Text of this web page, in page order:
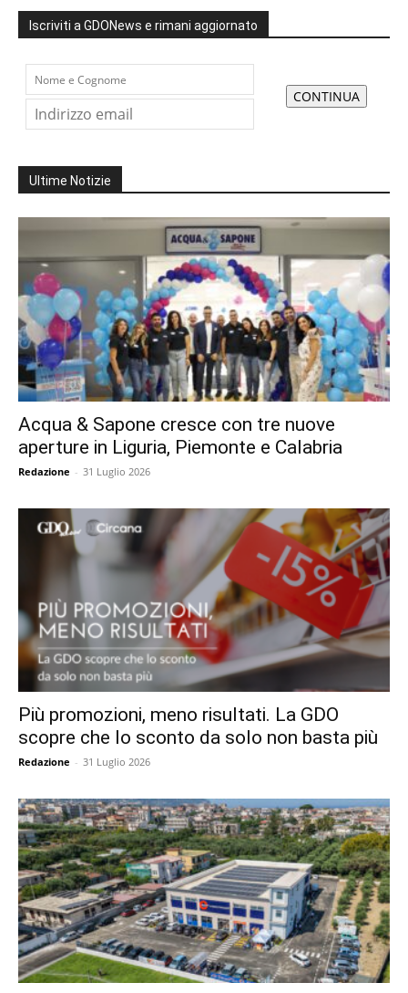
Iscriviti a GDONews e rimani aggiornato
Ultime Notizie
Acqua & Sapone cresce con tre nuove
aperture in Liguria, Piemonte e Calabria
Redazione - 31 Luglio 2026
Più promozioni, meno risultati. La GDO
scopre che lo sconto da solo non basta più
Redazione - 31 Luglio 2026